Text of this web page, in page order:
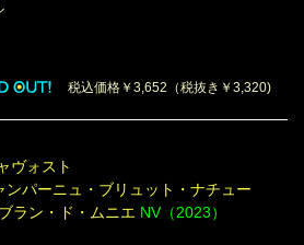
税込価格￥3,652（税抜き￥3,320)
ヴォスト
ンパーニュ・ブリュット・ナチュー
ラン・ド・ムニエ NV（2023）